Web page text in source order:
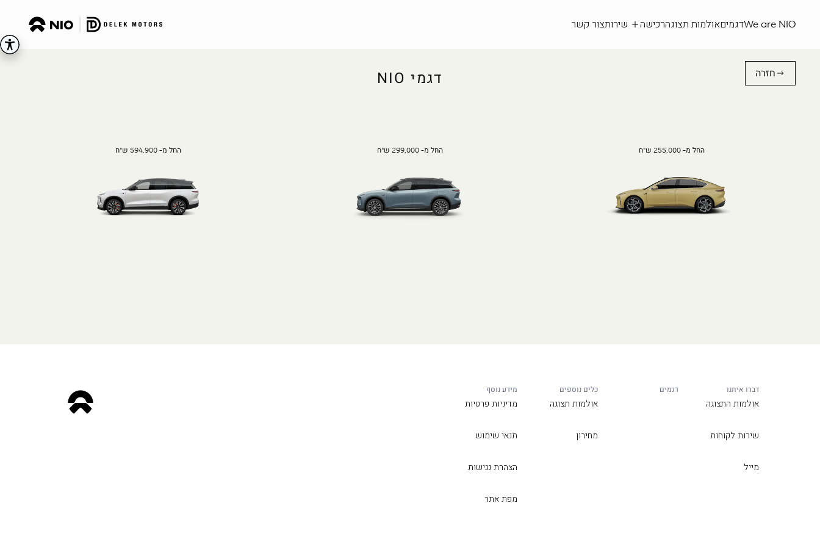
We are NIOדגמיםאולמות תצוגהרכישה שירותצור קשר
חזרה דגמי NIO
החל מ- 255,000 ש"ח החל מ- 299,000 ש"ח החל מ- 594,900 ש"ח
דברו איתנו
אולמות התצוגה
שירות לקוחות
מייל
דגמים כלים נוספים
אולמות תצוגה
מחירון
מידע נוסף
מדיניות פרטיות
תנאי שימוש
הצהרת נגישות
מפת אתר